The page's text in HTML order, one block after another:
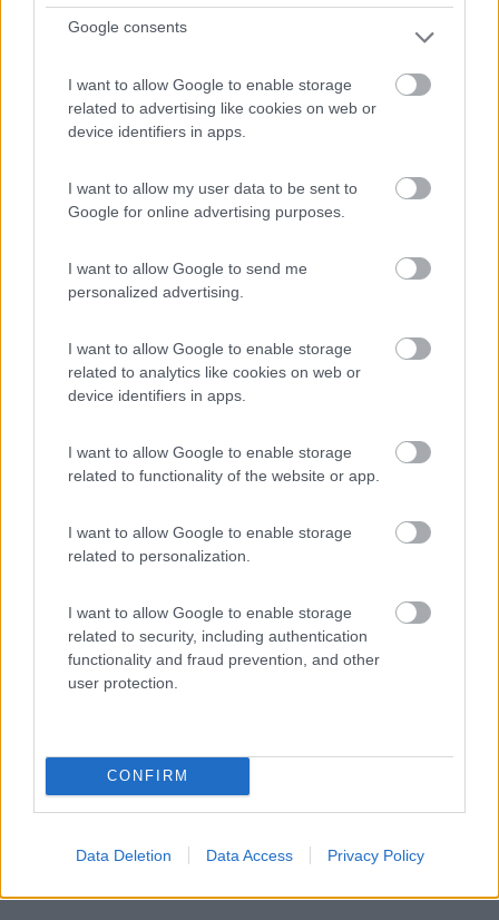
Google consents
I want to allow Google to enable storage
related to advertising like cookies on web or
device identifiers in apps.
I want to allow my user data to be sent to
Google for online advertising purposes.
I want to allow Google to send me
personalized advertising.
I want to allow Google to enable storage
related to analytics like cookies on web or
device identifiers in apps.
I want to allow Google to enable storage
related to functionality of the website or app.
I want to allow Google to enable storage
related to personalization.
I want to allow Google to enable storage
related to security, including authentication
functionality and fraud prevention, and other
user protection.
CONFIRM
Data Deletion Data Access Privacy Policy
Via del Rii
Area di sosta (PS)
Parcheggio
Servizi / Posizione
Vicino al centro e al lago, appena fuori dalla tangenzial...
Via Ing. R. Cabella Lattuada, 25